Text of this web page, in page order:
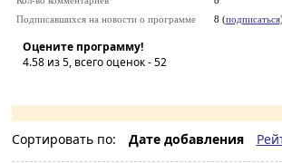
Подписавшихся на новости о программе
8 (подписаться
Оцените программу!
4.58из 5, всего оценок -52
Сортировать по: Дате добавления